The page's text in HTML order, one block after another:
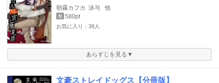
朝霧カフカ 泳与 他
巻 580pt
お気に入り：39人
あらすじを見る▼
文豪ストレイドッグス【分冊版】